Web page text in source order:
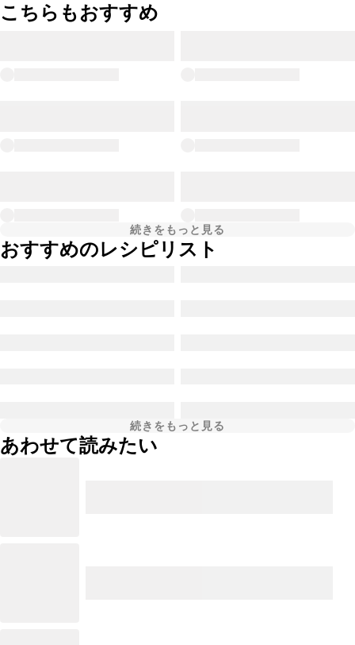
こちらもおすすめ
続きをもっと見る
おすすめのレシピリスト
続きをもっと見る
あわせて読みたい